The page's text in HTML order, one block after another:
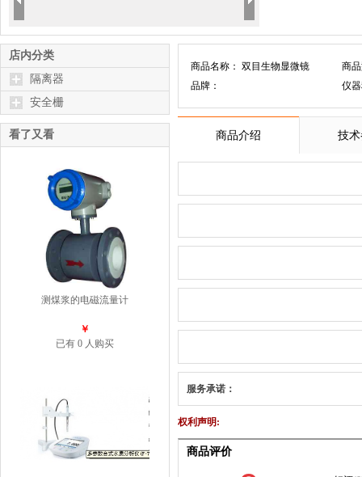
店内分类
隔离器
安全栅
看了又看
测煤浆的电磁流量计
￥
已有 0 人购买
商品名称： 双目生物显微镜
商
品牌：
仪
商品介绍 技
服务承诺：
权利声明: